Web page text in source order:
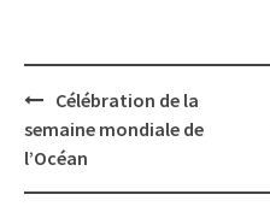
Post
navigation
Célébration de la
semaine mondiale de
l’Océan